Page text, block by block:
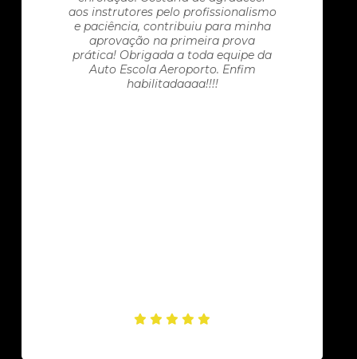
aos instrutores pelo profissionalismo
e paciência, contribuiu para minha
aprovação na primeira prova
prática! Obrigada a toda equipe da
Auto Escola Aeroporto. Enfim
habilitadaaaa!!!!